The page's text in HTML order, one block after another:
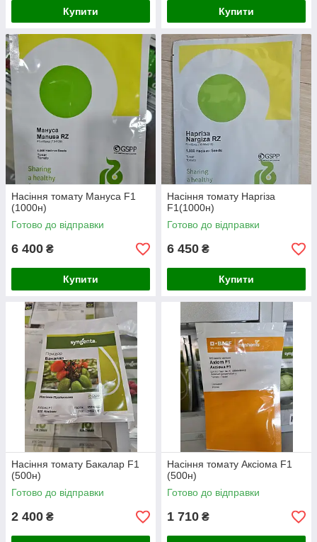
Купити Купити
Насіння томату Мануса F1
(1000н)
Готово до відправки
6 400 ₴
Купити
Насіння томату Наргіза
F1(1000н)
Готово до відправки
6 450 ₴
Купити
Насіння томату Бакалар F1
(500н)
Готово до відправки
2 400 ₴
Насіння томату Аксіома F1
(500н)
Готово до відправки
1 710 ₴